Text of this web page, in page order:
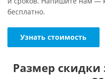
бесплатно.
Узнать стоимость
Размер